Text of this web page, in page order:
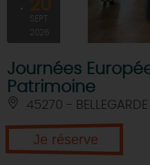
20
SEPT
2026
Journées
Patrimoine
45270 - BELLEGARDE
Je réserve